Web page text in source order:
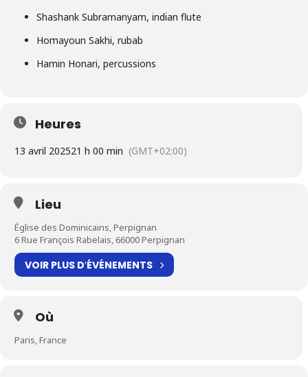
Shashank Subramanyam, indian flute
Homayoun Sakhi, rubab
Hamin Honari, percussions
Heures
13 avril 202521 h 00 min (GMT+02:00)
Lieu
Église des Dominicains, Perpignan
6 Rue François Rabelais, 66000 Perpignan
VOIR PLUS D′ÉVÉNEMENTS
Où
Paris, France